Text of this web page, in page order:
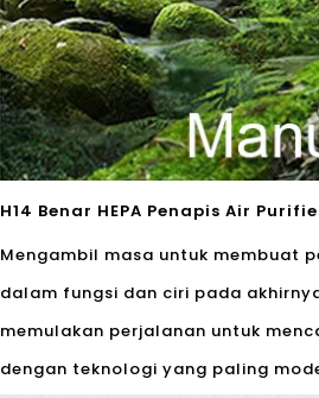
H14 Benar HEPA Penapis Air
Mengambil masa untuk membuat
dalam fungsi dan ciri pada
memulakan perjalanan untuk
dengan teknologi yang paling